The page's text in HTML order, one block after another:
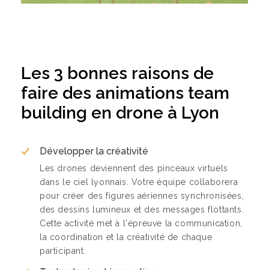
Les 3 bonnes raisons de
faire des animations team
building en drone à Lyon
Développer la créativité
Les drones deviennent des pinceaux virtuels
dans le ciel lyonnais. Votre équipe collaborera
pour créer des figures aériennes synchronisées,
des dessins lumineux et des messages flottants.
Cette activité met à l'épreuve la communication,
la coordination et la créativité de chaque
participant.